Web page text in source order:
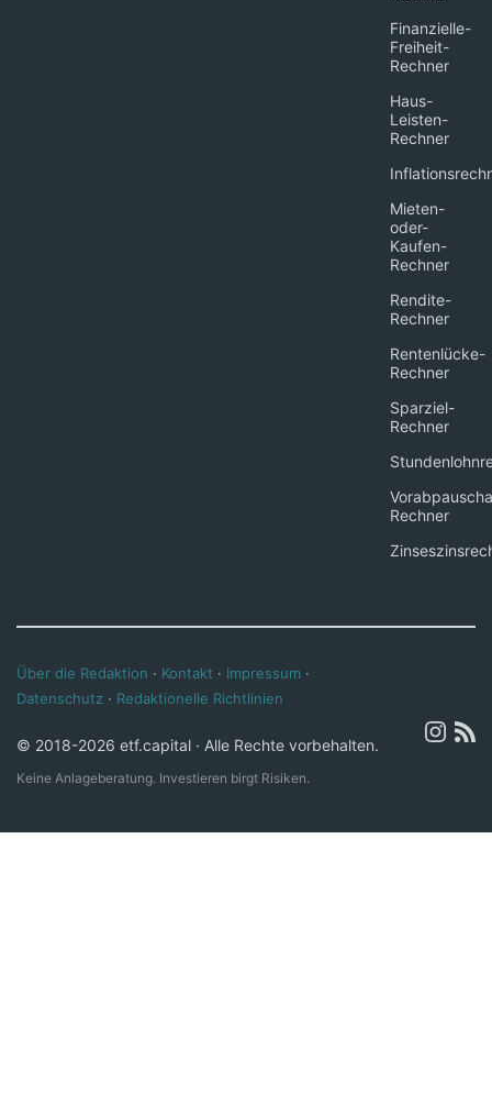
Finanzielle-
Freiheit-
Rechner
Haus-
Leisten-
Rechner
Mieten-
oder-
Kaufen-
Rechner
Rendite-
Rechner
Rentenlücke-
Rechner
Sparziel-
Rechner
Rechner
Über die Redaktion · Kontakt · Impressum ·
Datenschutz · Redaktionelle Richtlinien
© 2018-2026 etf.capital · Alle Rechte vorbehalten.
Keine Anlageberatung. Investieren birgt Risiken.